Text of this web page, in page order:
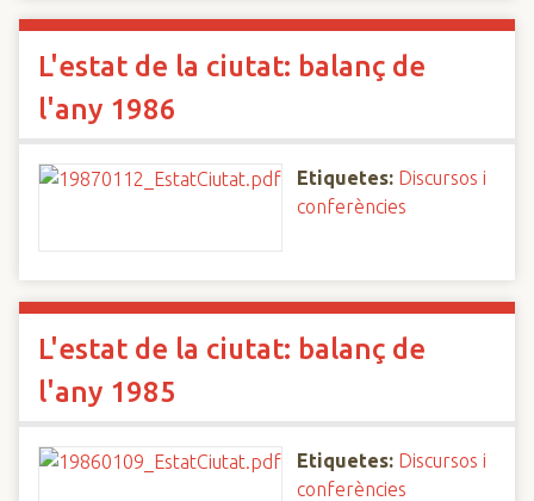
L'estat de la ciutat: balanç de
l'any 1986
Etiquetes: Discursos i
conferències
L'estat de la ciutat: balanç de
l'any 1985
Etiquetes: Discursos i
conferències